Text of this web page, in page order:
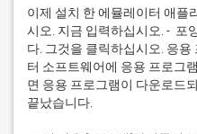
이제 설치 한 에뮬레이터 애플
시오. 지금 입력하십시오. -  포
다. 그것을 클릭하십시오. 응
터 소프트웨어에 응용 프로그
면 응용 프로그램이 다운로드